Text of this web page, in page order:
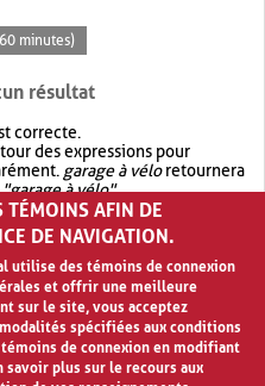
minutes)
résultat
correcte.
des expressions pour
garage à véloretournera
"garage à vélo".
avec OR.garage OR vélo
quegarage à vélo
TÉMOINS AFIN DE
DE NAVIGATION.
utilise des témoins de connexion
et offrir une meilleure
sur le site, vous acceptez
spécifiées aux conditions
de connexion en modifiant
savoir plus sur le recours aux